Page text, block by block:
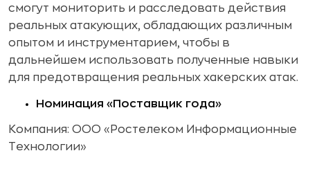
смогут мониторить и расследовать действия
реальных атакующих, обладающих различным
опытом и инструментарием, чтобы в
дальнейшем использовать полученные навыки
для предотвращения реальных хакерских атак.
Номинация «Поставщик года»
Компания: ООО «Ростелеком Информационные
Технологии»